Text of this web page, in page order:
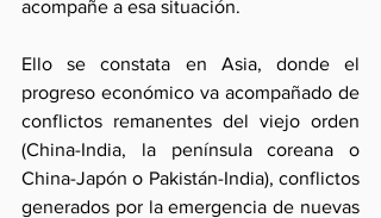
acompañe a esa situación.
Ello se constata en Asia, donde el
progreso económico va acompañado de
conflictos remanentes del viejo orden
(China-India, la península coreana o
China-Japón o Pakistán-India), conflictos
generados por la emergencia de nuevas